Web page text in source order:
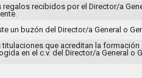
regalos recibidos por el Director/a
un buzón del Director/a General o
titulaciones que acreditan la formación
en el c.v. del Director/a General o